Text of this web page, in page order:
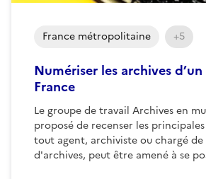
Numériser les archives
France
Le groupe de travail Archives en
proposé de recenser les
tout agent, archiviste ou chargé de
d'archives, peut être amené à se
France métropolitaine +5